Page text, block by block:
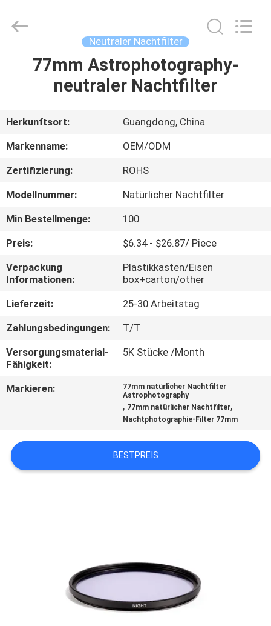
HAUS
ÜBER
UNS
FABRIK-
AUSFLUG
QUALITÄTSKONTROLLE
TRETEN
SIE
UNS
IN
FORDERN
SIE
PRIVACY
Ltd..
Neutraler Nachtfilter
77mm Astrophotography-
neutraler Nachtfilter
Herkunftsort:
Guangdong, China
Markenname:
OEM/ODM
Zertifizierung:
ROHS
Modellnummer:
Natürlicher Nachtfilter
Min Bestellmenge:
100
Preis:
$6.34 - $26.87/ Piece
Verpackung
Informationen:
Plastikkasten/Eisen
box+carton/other
Lieferzeit:
25-30 Arbeitstag
Zahlungsbedingungen:
T/T
Versorgungsmaterial-
Fähigkeit:
5K Stücke /Month
Markieren:
77mm natürlicher Nachtfilter
Astrophotography
, 77mm natürlicher Nachtfilter,
Nachtphotographie-Filter 77mm
BESTPREIS